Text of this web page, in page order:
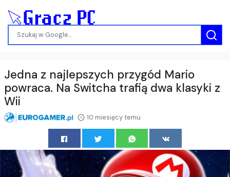
Jedna z najlepszych przygód Mario
powraca. Na Switcha trafią dwa klasyki z
Wii
10 miesięcy temu